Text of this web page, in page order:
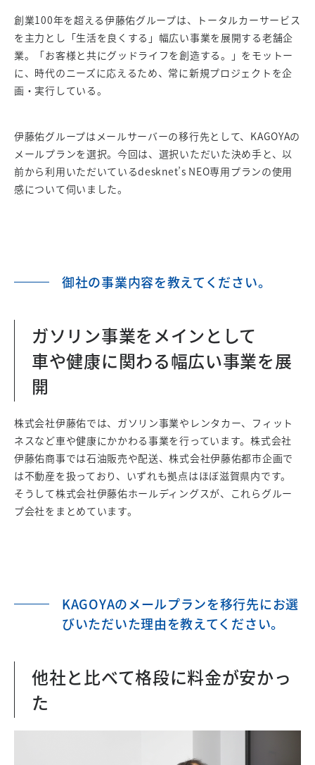
創業100年を超える伊藤佑グループは、トータルカーサービス
を主力とし「生活を良くする」幅広い事業を展開する老舗企
業。「お客様と共にグッドライフを創造する。」をモットー
に、時代のニーズに応えるため、常に新規プロジェクトを企
画・実行している。
伊藤佑グループはメールサーバーの移行先として、KAGOYAの
メールプランを選択。今回は、選択いただいた決め手と、以
前から利用いただいているdesknet’s NEO専用プランの使用
感について伺いました。
御社の事業内容を教えてください。
ガソリン事業をメインとして
車や健康に関わる幅広い事業を展
開
株式会社伊藤佑では、ガソリン事業やレンタカー、フィット
ネスなど車や健康にかかわる事業を行っています。株式会社
伊藤佑商事では石油販売や配送、株式会社伊藤佑都市企画で
は不動産を扱っており、いずれも拠点はほぼ滋賀県内です。
そうして株式会社伊藤佑ホールディングスが、これらグルー
プ会社をまとめています。
KAGOYAのメールプランを移行先にお選
びいただいた理由を教えてください。
他社と比べて格段に料金が安かっ
た